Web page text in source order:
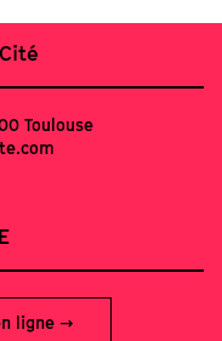
Toulouse
ligne